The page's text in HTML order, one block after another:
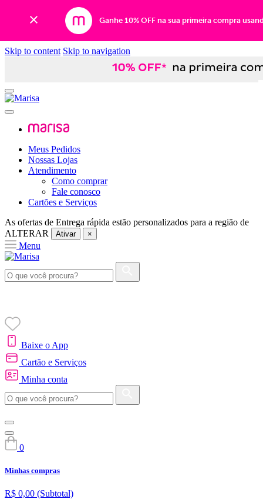
Ganhe 10% OFF na sua primeira compra
Skip to content Skip to navigation
Meus Pedidos
Nossas Lojas
Atendimento
Como comprar
Fale conosco
Cartões e Serviços
As ofertas de Entrega rápida estão personalizados para a região de
ALTERAR
Ativar ×
Menu
Baixe o App
Cartão e Serviços
Minha conta
0
Minhas compras
R$ 0,00 (Subtotal)